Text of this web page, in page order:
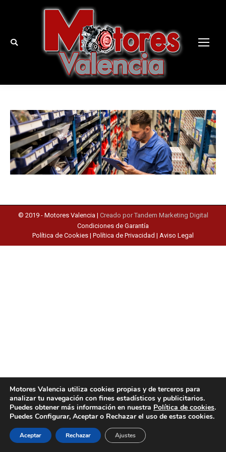
Buscar:
© 2019 - Motores Valencia | Creado por Tandem Marketing Digital
Condiciones de Garantía
Política de Cookies | Política de Privacidad | Aviso Legal
Motores Valencia utiliza cookies propias y de terceros para
analizar tu navegación con fines estadísticos y publicitarios.
Puedes obtener más información en nuestra Política de cookies.
Puedes Configurar, Aceptar o Rechazar el uso de estas cookies.
Aceptar Rechazar Ajustes